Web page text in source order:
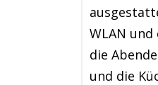
WLAN
die
und die